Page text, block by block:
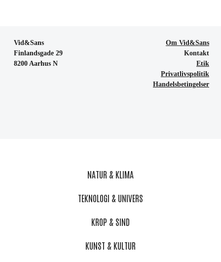
Vid&Sans
Finlandsgade 29
8200 Aarhus N
Om Vid&Sans
Kontakt
Etik
Privatlivspolitik
Handelsbetingelser
NATUR & KLIMA
TEKNOLOGI & UNIVERS
KROP & SIND
KUNST & KULTUR